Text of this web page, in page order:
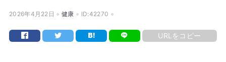
2026年4月22日 健康 ID:42270
URLをコピー